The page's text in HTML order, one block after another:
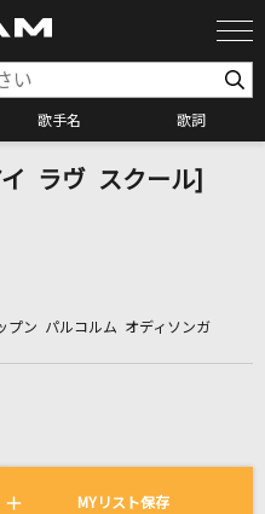
歌手名 歌詞
検索
ている曲の一覧
ラヴ スクール]
プン パルコルム オディソンガ
MYリスト保存